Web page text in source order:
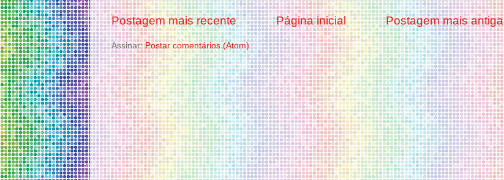
Postagem mais recente Postagem mais antiga
Página inicial
Assinar:Postar comentários (Atom)